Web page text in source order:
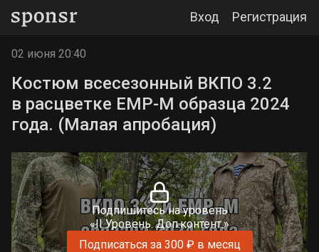
Вход Регистрация
02 июня 20:40
Костюм всесезонный ВКПО 3.2
в расцветке ЕМР-М образца 2024
года. (Малая апробация)
Подпишитесь на уровень
«II Уровень. Доп.контент.»
Подписаться за 300 ₽ в месяц